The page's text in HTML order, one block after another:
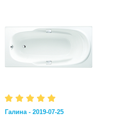
Галина - 2019-07-25